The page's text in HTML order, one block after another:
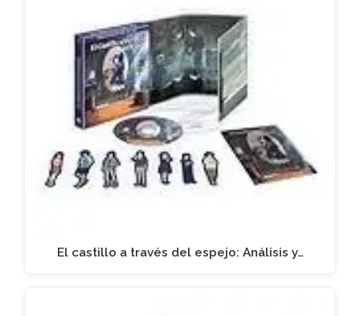
El castillo a través del espejo: Análisis y…